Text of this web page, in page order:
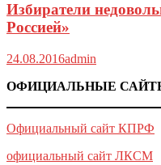
Избиратели
Россией»
24.08.2016admin
ОФИЦИАЛЬНЫЕ
Официальный сайт КПРФ
официальный сайт ЛКСМ